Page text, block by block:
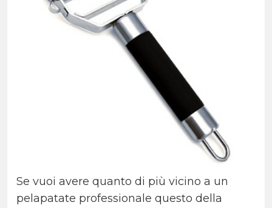
Se vuoi avere quanto di più vicino a un
pelapatate professionale questo della